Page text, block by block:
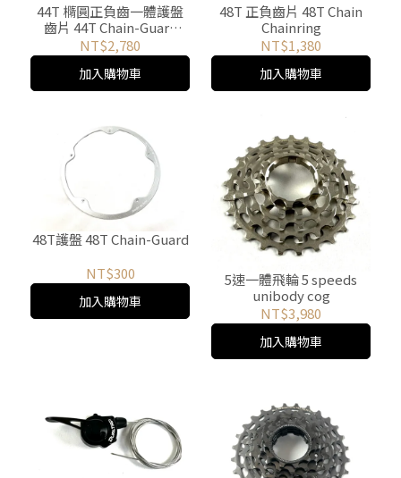
44T 橢圓正負齒一體護盤
齒片 44T Chain-Guard
Intergrated Oval Wide-
Narrow Chainring
NT$2,780
加入購物車
48T 正負齒片 48T Chain
Chainring
NT$1,380
加入購物車
48T護盤 48T Chain-Guard
NT$300
加入購物車
5速一體飛輪 5 speeds
unibody cog
NT$3,980
加入購物車